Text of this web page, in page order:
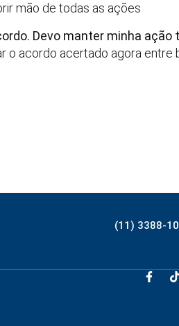
mão de todas as ações
Devo manter minha
o acordo acertado agora
(11) 3388-